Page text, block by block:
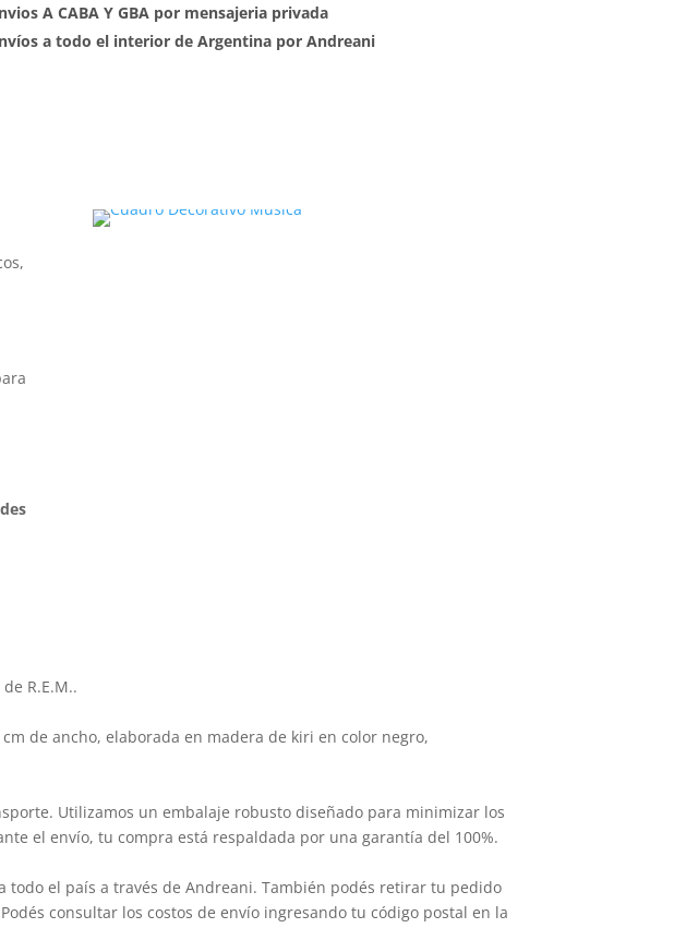
A CABA Y GBA por mensajeria privada
a todo el interior de Argentina por Andreani
R.E.M..
de ancho, elaborada en madera de kiri en color negro,
Utilizamos un embalaje robusto diseñado para minimizar los
el envío, tu compra está respaldada por una garantía del 100%.
todo el país a través de Andreani. También podés retirar tu pedido
consultar los costos de envío ingresando tu código postal en la